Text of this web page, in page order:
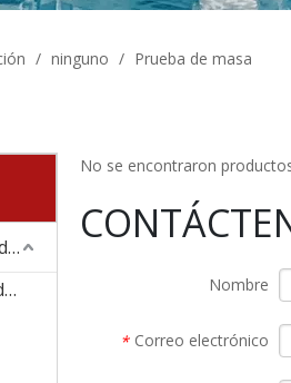
/ ninguno / Prueba de masa
Máquina de procesamiento de alimentos
Máquina para mezclador de masa
No se encontraron
Nombre
* Correo electrónico